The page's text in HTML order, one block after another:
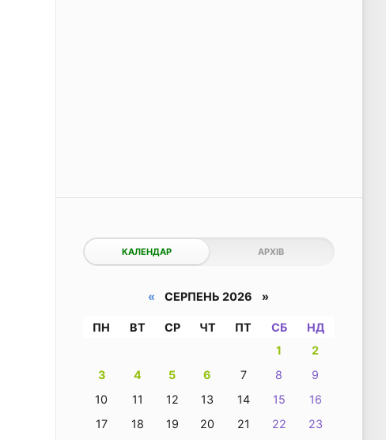
КАЛЕНДАР АРХІВ
« СЕРПЕНЬ 2026 »
ПН ВТ СР ЧТ ПТ СБ
НД
1
2
3
4 5 6 7 8
9
10
11 12 13 14 15
16
17
18 19 20 21 22
23